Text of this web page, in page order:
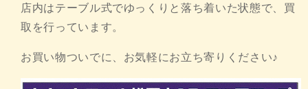
店内はテーブル式でゆっくりと落ち着いた状態で、買
取を行っています。
お買い物ついでに、お気軽にお立ち寄りください♪